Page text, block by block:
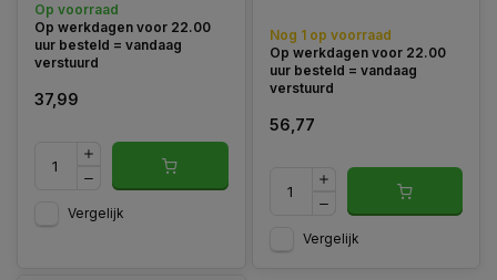
Op voorraad
Op werkdagen voor 22.00
uur besteld = vandaag
verstuurd
37,99
Vergelijk
Nog 1 op voorraad
Op werkdagen voor 22.00
uur besteld = vandaag
verstuurd
56,77
Vergelijk